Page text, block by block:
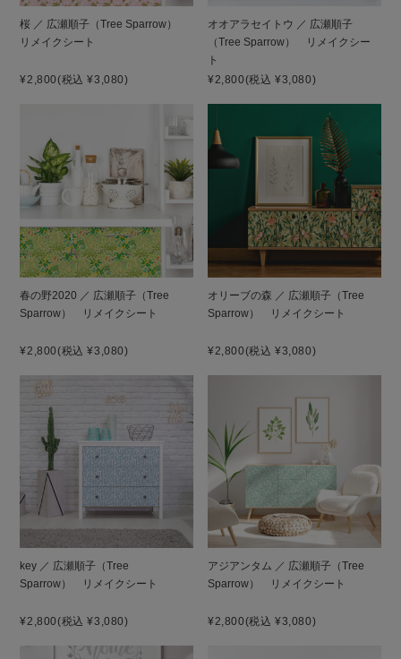
桜 ／ 広瀬順子（Tree Sparrow）
リメイクシート
¥2,800(税込 ¥3,080)
オオアラセイトウ ／ 広瀬順子
（Tree Sparrow） リメイクシー
ト
¥2,800(税込 ¥3,080)
春の野2020 ／ 広瀬順子（Tree
Sparrow） リメイクシート
¥2,800(税込 ¥3,080)
オリーブの森 ／ 広瀬順子（Tree
Sparrow） リメイクシート
¥2,800(税込 ¥3,080)
key ／ 広瀬順子（Tree
Sparrow） リメイクシート
¥2,800(税込 ¥3,080)
アジアンタム ／ 広瀬順子（Tree
Sparrow） リメイクシート
¥2,800(税込 ¥3,080)